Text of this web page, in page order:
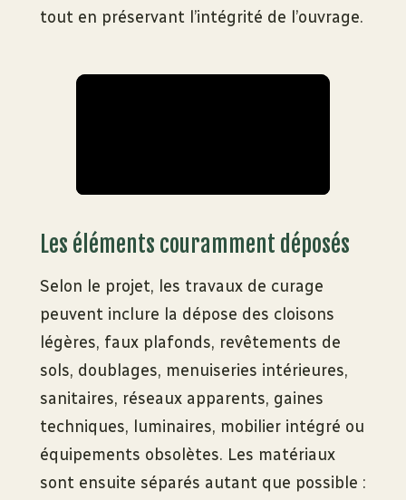
tout en préservant l’intégrité de l’ouvrage.
Les éléments couramment déposés
Selon le projet, les travaux de curage
peuvent inclure la dépose des cloisons
légères, faux plafonds, revêtements de
sols, doublages, menuiseries intérieures,
sanitaires, réseaux apparents, gaines
techniques, luminaires, mobilier intégré ou
équipements obsolètes. Les matériaux
sont ensuite séparés autant que possible :